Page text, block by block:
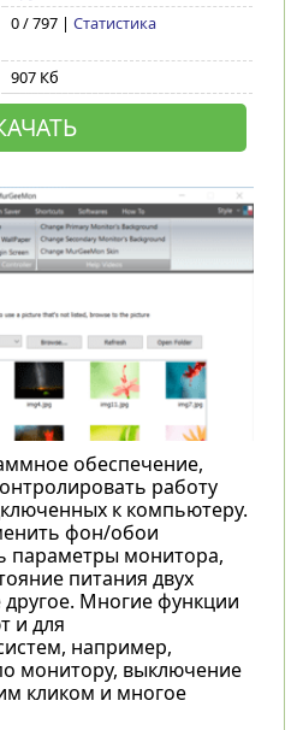
0 / 797 | Статистика
907 Кб
обеспечение,
работу
к компьютеру.
фон/обои
параметры монитора,
питания двух
Многие функции
и для
например,
монитору, выключение
кликом и многое